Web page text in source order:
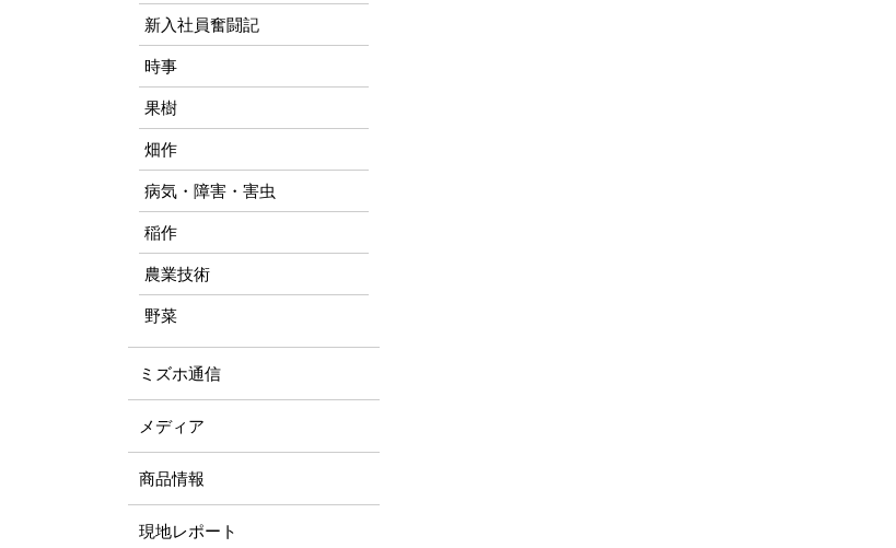
新入社員奮闘記
時事
果樹
畑作
病気・障害・害虫
稲作
農業技術
野菜
ミズホ通信
メディア
商品情報
現地レポート